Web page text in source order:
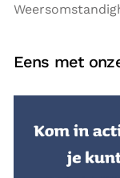
Eens met